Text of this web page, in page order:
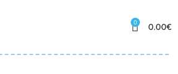
0 0.00€